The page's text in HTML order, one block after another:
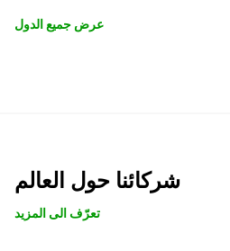
عرض جميع الدول
شركائنا حول العالم
تعرّف الى المزيد